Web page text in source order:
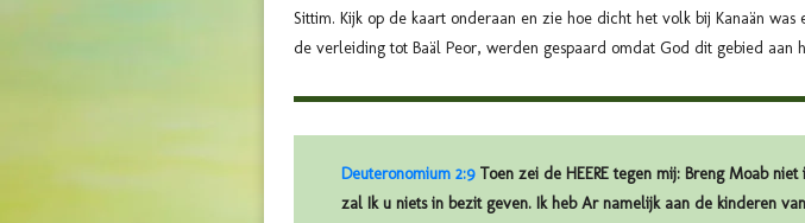
Sittim. Kijk op de kaart onderaan en zie hoe dicht het volk bij Kanaän
de verleiding tot Baäl Peor, werden gespaard omdat God dit gebied aan
Deuteronomium 2:9Toen zei de HEERE tegen mij: Breng Moab
zal Ik u niets in bezit geven. Ik heb Ar namelijk aan de kinderen